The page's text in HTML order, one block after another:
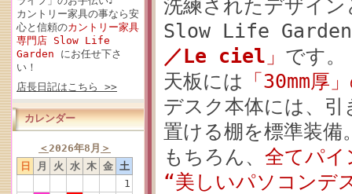
カントリー家具の事なら安
心と信頼のカントリー家具
専門店 Slow Life
Garden にお任せ下さ
い！
店長日記はこちら >>
カレンダー
＜2026年8月 ＞
日
月 火 水 木 金 土
1
洗練されたデザイ
Slow Life Garden
／Le ciel 」 です。
天板には 「30mm厚
デスク本体には、
置ける棚を標準装備
もちろん、 全てパイ
“美しいパソコンデ